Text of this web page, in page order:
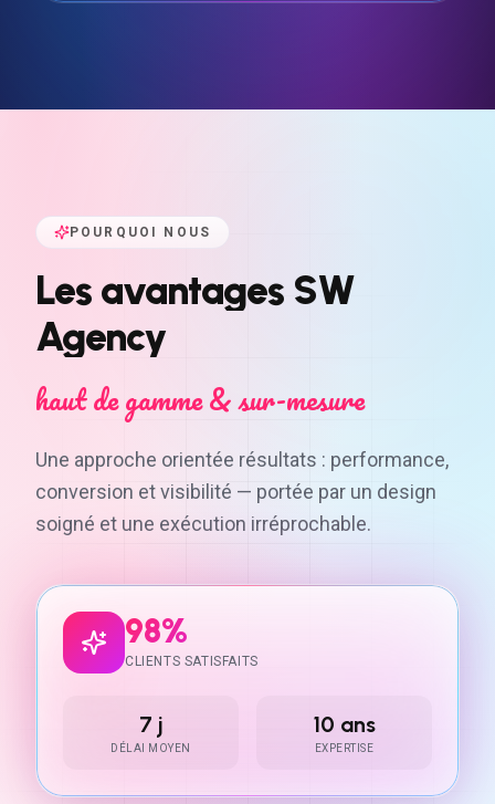
POURQUOI NOUS
Les avantages SW
Agency
haut de gamme & sur-mesure
Une approche orientée résultats : performance,
conversion et visibilité — portée par un design
soigné et une exécution irréprochable.
98%
CLIENTS SATISFAITS
7 j
DÉLAI MOYEN
10 ans
EXPERTISE